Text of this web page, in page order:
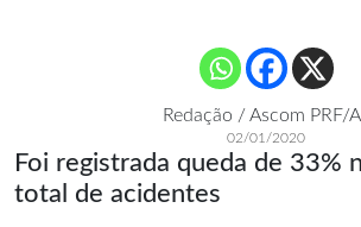
Redação / Ascom PRF/AL
02/01/2020
Foi registrada queda de 33%
total de acidentes